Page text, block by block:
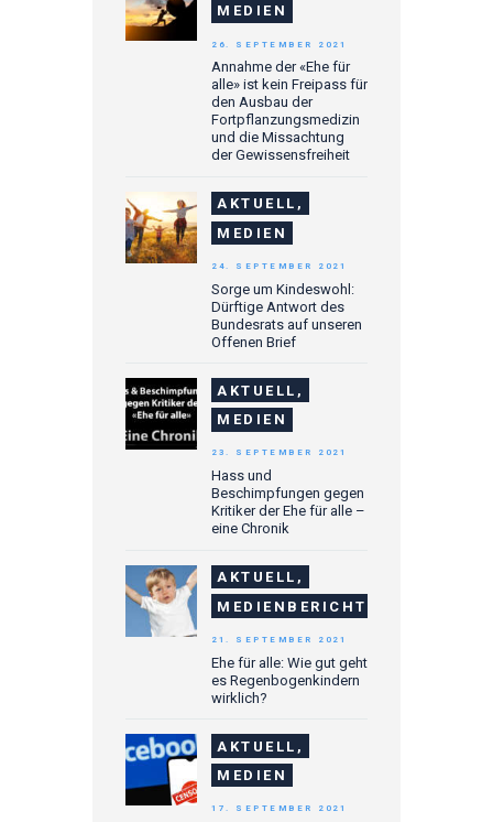
MEDIEN
Annahme der «Ehe für
alle» ist kein Freipass für
den Ausbau der
Fortpflanzungsmedizin
und die Missachtung
der Gewissensfreiheit
26. SEPTEMBER 2021
AKTUELL,
MEDIEN
Sorge um Kindeswohl:
Dürftige Antwort des
Bundesrats auf unseren
Offenen Brief
24. SEPTEMBER 2021
AKTUELL,
MEDIEN
Hass und
Beschimpfungen gegen
Kritiker der Ehe für alle –
eine Chronik
23. SEPTEMBER 2021
AKTUELL,
MEDIENBERICHTE
Ehe für alle: Wie gut geht
es Regenbogenkindern
wirklich?
21. SEPTEMBER 2021
AKTUELL,
MEDIEN
17. SEPTEMBER 2021